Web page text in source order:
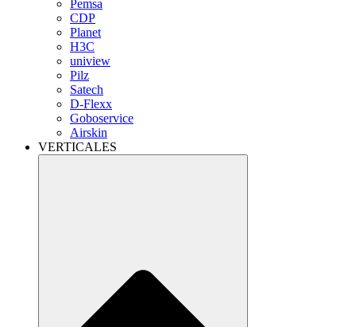
Pemsa
CDP
Planet
H3C
uniview
Pilz
Satech
D-Flexx
Goboservice
Airskin
VERTICALES